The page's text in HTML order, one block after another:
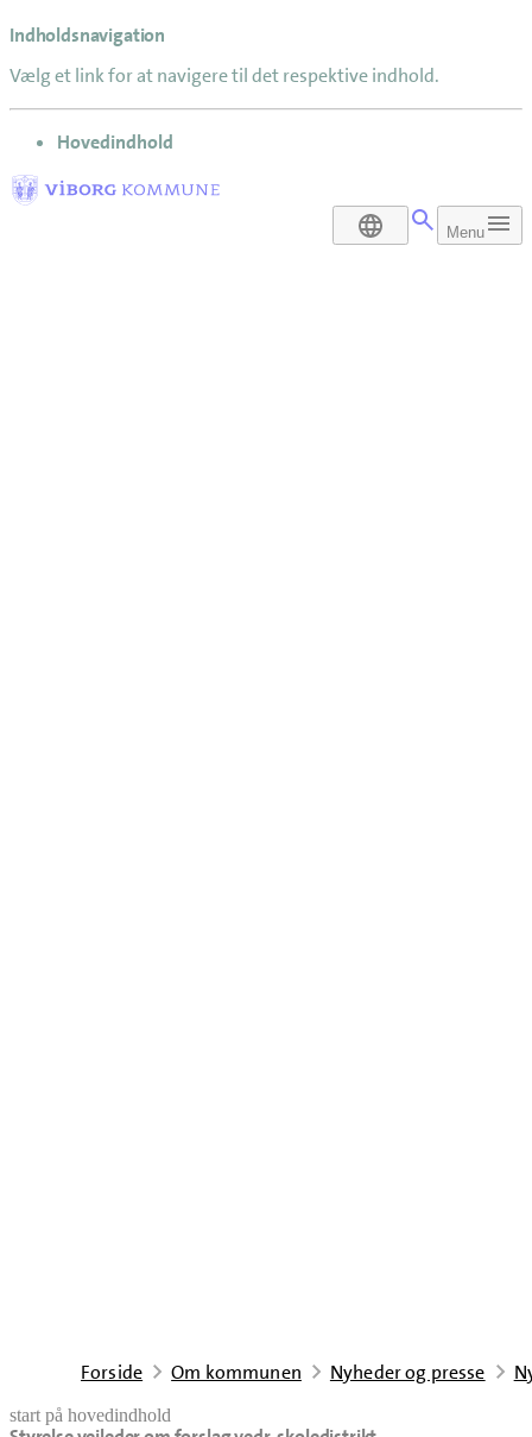
Indholdsnavigation
Vælg et link for at navigere til det respektive indhold.
gå til
Hovedindhold
DA Menu
Forside Om kommunen Nyheder og presse
start på hovedindhold